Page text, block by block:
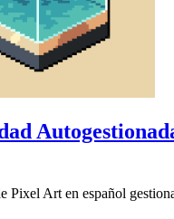
Pixel Art en español